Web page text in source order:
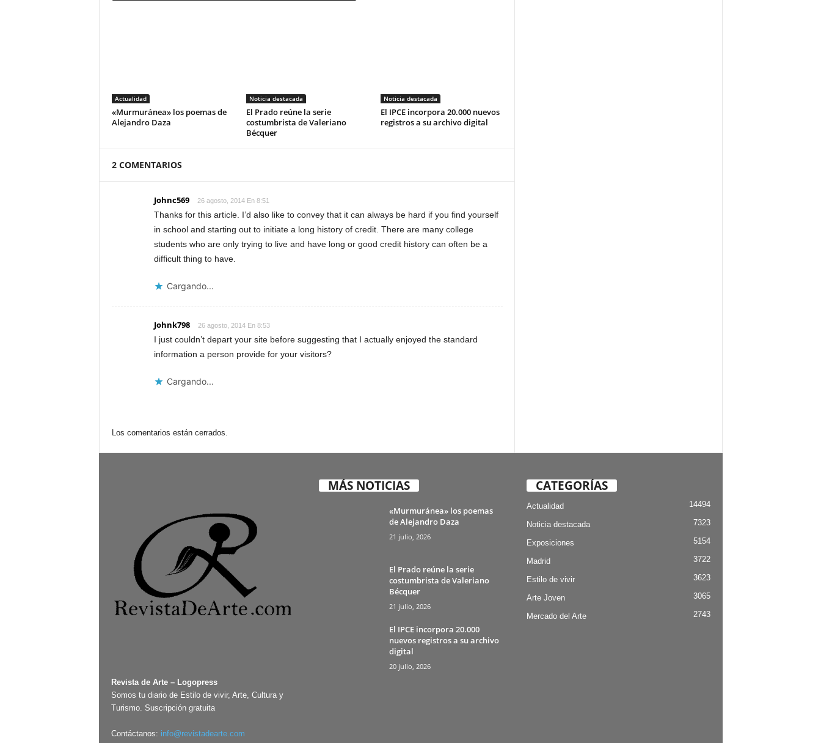
Actualidad
«Murmuránea» los poemas de
Alejandro Daza
Noticia destacada
El Prado reúne la serie
costumbrista de Valeriano
Bécquer
Noticia destacada
El IPCE incorpora 20.000 nuevos
registros a su archivo digital
2 COMENTARIOS
Johnc569 26 agosto, 2014 En 8:51
Thanks for this article. I’d also like to convey that it can always be hard if you find yourself
in school and starting out to initiate a long history of credit. There are many college
students who are only trying to live and have long or good credit history can often be a
difficult thing to have.
Cargando...
Johnk798 26 agosto, 2014 En 8:53
I just couldn’t depart your site before suggesting that I actually enjoyed the standard
information a person provide for your visitors?
Cargando...
Los comentarios están cerrados.
Revista de Arte – Logopress
Somos tu diario de Estilo de vivir, Arte, Cultura y
Turismo. Suscripción gratuita
Contáctanos: info@revistadearte.com
MÁS NOTICIAS
«Murmuránea» los poemas
de Alejandro Daza
21 julio, 2026
El Prado reúne la serie
costumbrista de Valeriano
Bécquer
21 julio, 2026
El IPCE incorpora 20.000
nuevos registros a su archivo
digital
20 julio, 2026
CATEGORÍAS
Actualidad 14494
Noticia destacada 7323
Exposiciones 5154
Madrid 3722
Estilo de vivir 3623
Arte Joven 3065
Mercado del Arte 2743